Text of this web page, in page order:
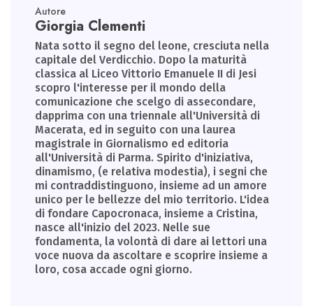
Autore
Giorgia Clementi
Nata sotto il segno del leone, cresciuta nella
capitale del Verdicchio. Dopo la maturità
classica al Liceo Vittorio Emanuele II di Jesi
scopro l'interesse per il mondo della
comunicazione che scelgo di assecondare,
dapprima con una triennale all'Università di
Macerata, ed in seguito con una laurea
magistrale in Giornalismo ed editoria
all'Università di Parma. Spirito d'iniziativa,
dinamismo, (e relativa modestia), i segni che
mi contraddistinguono, insieme ad un amore
unico per le bellezze del mio territorio. L'idea
di fondare Capocronaca, insieme a Cristina,
nasce all'inizio del 2023. Nelle sue
fondamenta, la volontà di dare ai lettori una
voce nuova da ascoltare e scoprire insieme a
loro, cosa accade ogni giorno.